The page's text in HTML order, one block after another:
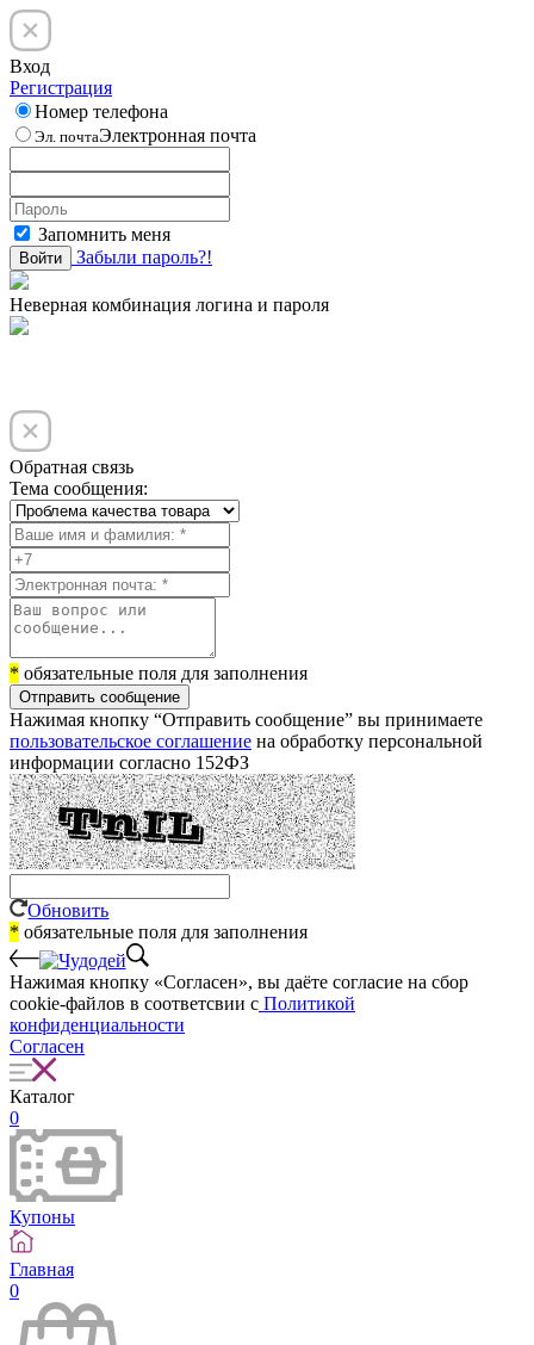
Вход
Регистрация
Номер телефона
Эл. почтаЭлектронная почта
Запомнить меня
Войти Забыли пароль?!
Неверная комбинация логина и пароля
Обратная связь
Тема сообщения:
* обязательные поля для заполнения
Отправить сообщение
Нажимая кнопку “Отправить сообщение” вы принимаете
пользовательское соглашение на обработку персональной
информации согласно 152ФЗ
Обновить
* обязательные поля для заполнения
Нажимая кнопку «Согласен», вы даёте cогласие на сбор
cookie-файлов в соответсвии с Политикой
конфиденциальности
Согласен
Каталог
0
Купоны
Главная
0